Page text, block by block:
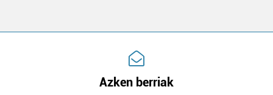
Azken berriak